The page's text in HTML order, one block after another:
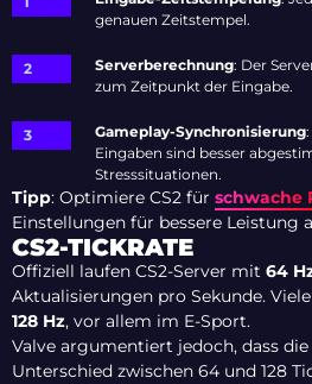
genauen Zeitstempel.
Serverberechnung: Der
zum Zeitpunkt der Eingabe.
Gameplay-Synchronisierung
Eingaben sind besser
Stresssituationen.
Tipp: Optimiere CS2 für schwache
Einstellungen für bessere Leistung
CS2-TICKRATE
Offiziell laufen CS2-Server mit 64
Aktualisierungen pro Sekunde.
128 Hz, vor allem im E-Sport.
Valve argumentiert jedoch, dass die
Unterschied zwischen 64 und 128